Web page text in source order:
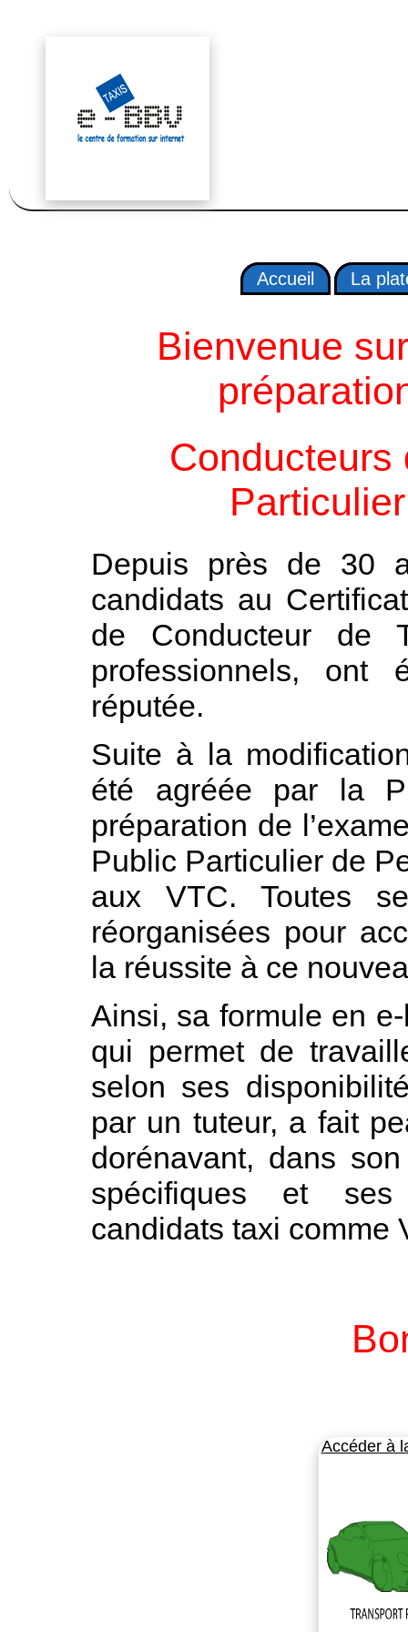
Accueil La
Bienvenue
Conducteurs
Depuis près de 30
candidats au
de Conducteur de
professionnels, ont
réputée.
Suite à la
été agréée par la
préparation de
Public Particulier de
aux VTC. Toutes
réorganisées pour
la réussite à ce
Ainsi, sa formule en
qui permet de
selon ses
par un tuteur, a fait
dorénavant, dans
spécifiques et
candidats taxi comme
Accéder à